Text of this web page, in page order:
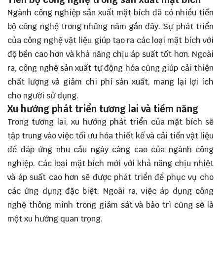
Ngành công nghiệp sản xuất mặt bích đã có nhiều tiến
bộ công nghệ trong những năm gần đây. Sự phát triển
của công nghệ vật liệu giúp tạo ra các loại mặt bích với
độ bền cao hơn và khả năng chịu áp suất tốt hơn. Ngoài
ra, công nghệ sản xuất tự động hóa cũng giúp cải thiện
chất lượng và giảm chi phí sản xuất, mang lại lợi ích
cho người sử dụng.
Xu hướng phát triển tương lai và tiềm năng
Trong tương lai, xu hướng phát triển của mặt bích sẽ
tập trung vào việc tối ưu hóa thiết kế và cải tiến vật liệu
để đáp ứng nhu cầu ngày càng cao của ngành công
nghiệp. Các loại mặt bích mới với khả năng chịu nhiệt
và áp suất cao hơn sẽ được phát triển để phục vụ cho
các ứng dụng đặc biệt. Ngoài ra, việc áp dụng công
nghệ thông minh trong giám sát và bảo trì cũng sẽ là
một xu hướng quan trọng.